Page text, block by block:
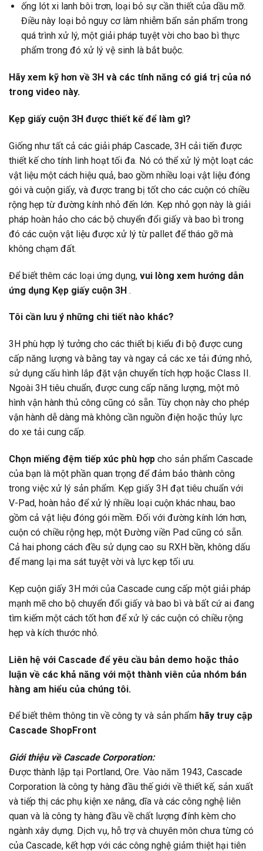
ống lót xi lanh bôi trơn, loại bỏ sự cần thiết của dầu mỡ.
Điều này loại bỏ nguy cơ làm nhiễm bẩn sản phẩm trong
quá trình xử lý, một giải pháp tuyệt vời cho bao bì thực
phẩm trong đó xử lý vệ sinh là bắt buộc.
Hãy xem kỹ hơn về 3H và các tính năng có giá trị của nó
trong video này.
Kẹp giấy cuộn 3H được thiết kế để làm gì?
Giống như tất cả các giải pháp Cascade, 3H cải tiến được
thiết kế cho tính linh hoạt tối đa. Nó có thể xử lý một loạt các
vật liệu một cách hiệu quả, bao gồm nhiều loại vật liệu đóng
gói và cuộn giấy, và được trang bị tốt cho các cuộn có chiều
rộng hẹp từ đường kính nhỏ đến lớn. Kẹp nhỏ gọn này là giải
pháp hoàn hảo cho các bộ chuyển đổi giấy và bao bì trong
đó các cuộn vật liệu được xử lý từ pallet để tháo gỡ mà
không chạm đất.
Để biết thêm các loại ứng dụng, vui lòng xem hướng dẫn
ứng dụng Kẹp giấy cuộn 3H .
Tôi cần lưu ý những chi tiết nào khác?
3H phù hợp lý tưởng cho các thiết bị kiểu đi bộ được cung
cấp năng lượng và bằng tay và ngay cả các xe tải đứng nhỏ,
sử dụng cấu hình lắp đặt vận chuyển tích hợp hoặc Class II.
Ngoài 3H tiêu chuẩn, được cung cấp năng lượng, một mô
hình vận hành thủ công cũng có sẵn. Tùy chọn này cho phép
vận hành dễ dàng mà không cần nguồn điện hoặc thủy lực
do xe tải cung cấp.
Chọn miếng đệm tiếp xúc phù hợp cho sản phẩm Cascade
của bạn là một phần quan trọng để đảm bảo thành công
trong việc xử lý sản phẩm. Kẹp giấy 3H đạt tiêu chuẩn với
V-Pad, hoàn hảo để xử lý nhiều loại cuộn khác nhau, bao
gồm cả vật liệu đóng gói mềm. Đối với đường kính lớn hơn,
cuộn có chiều rộng hẹp, một Đường viền Pad cũng có sẵn.
Cả hai phong cách đều sử dụng cao su RXH bền, không dấu
để mang lại ma sát tuyệt vời và lực kẹp tối ưu.
Kẹp cuộn giấy 3H mới của Cascade cung cấp một giải pháp
mạnh mẽ cho bộ chuyển đổi giấy và bao bì và bất cứ ai đang
tìm kiếm một cách tốt hơn để xử lý các cuộn có chiều rộng
hẹp và kích thước nhỏ.
Liên hệ với Cascade để yêu cầu bản demo hoặc thảo
luận về các khả năng với một thành viên của nhóm bán
hàng am hiểu của chúng tôi.
Để biết thêm thông tin về công ty và sản phẩm hãy truy cập
Cascade ShopFront
Giới thiệu về Cascade Corporation:
Được thành lập tại Portland, Ore. Vào năm 1943, Cascade
Corporation là công ty hàng đầu thế giới về thiết kế, sản xuất
và tiếp thị các phụ kiện xe nâng, dĩa và các công nghệ liên
quan và là công ty hàng đầu về chất lượng đính kèm cho
ngành xây dựng. Dịch vụ, hỗ trợ và chuyên môn chưa từng có
của Cascade, kết hợp với các công nghệ giảm thiệt hại tiên